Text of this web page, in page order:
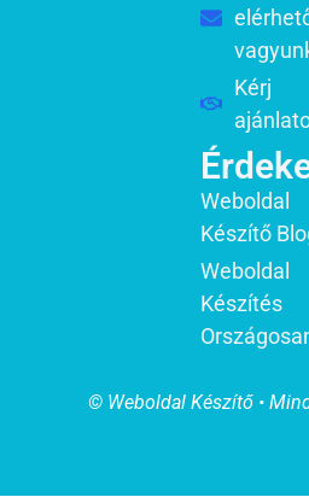
Kérj
Weboldal
Készítő
Weboldal
Készítés
© Weboldal Készítő •